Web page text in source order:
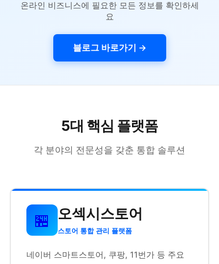
온라인 비즈니스에 필요한 모든 정보를 확인하세
요
블로그 바로가기 →
5대 핵심 플랫폼
각 분야의 전문성을 갖춘 통합 솔루션
🏪 오섹시스토어
스토어 통합 관리 플랫폼
네이버 스마트스토어, 쿠팡, 11번가 등 주요